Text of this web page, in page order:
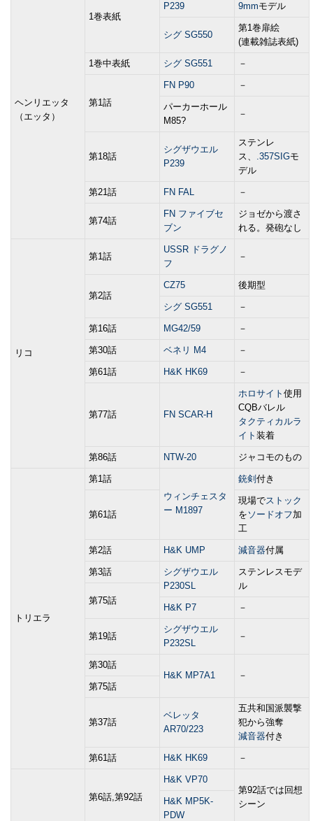
ヘンリエッタ
（エッタ）
1巻表紙
P239
9mmモデル
シグ SG550
第1巻扉絵
(連載雑誌表紙)
1巻中表紙 シグ SG551 －
第1話
FN P90 －
パーカーホール
M85?
－
第18話
シグザウエル
P239
ステンレ
ス、 .357SIGモ
デル
第21話 FN FAL －
第74話
FN ファイブセ
ブン
ジョゼから渡さ
れる。発砲なし
リコ
第1話
USSR ドラグノ
フ
－
第2話
CZ75 後期型
シグ SG551 －
第16話 MG42/59 －
第30話 ベネリ M4 －
第61話 H&K HK69 －
第77話 FN SCAR-H
ホロサイト 使用
CQBバレル
タクティカルラ
イト 装着
第86話 NTW-20 ジャコモのもの
トリエラ
第1話
ウィンチェスタ
ー M1897
銃剣 付き
第61話
現場でストック
を ソードオフ加
工
第2話 H&K UMP 減音器付属
第3話
シグザウエル
P230SL
ステンレスモデ
ル
第75話
H&K P7 －
第19話
シグザウエル
P232SL
－
第30話
H&K MP7A1
－
第75話
第37話
ベレッタ
AR70/223
五共和国派襲撃
犯から強奪
減音器付き
第61話 H&K HK69 －
第6話,第92話
H&K VP70
第92話では回想
シーン
H&K MP5K-
PDW